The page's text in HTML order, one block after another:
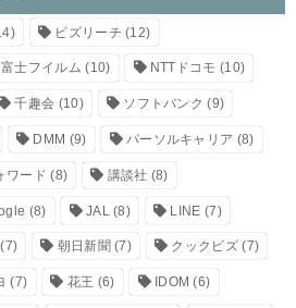
ビズリーチ (12)
富士フイルム (10) NTTドコモ (10)
千趣会 (10) ソフトバンク (9)
DMM (9) パーソルキャリア (8)
ワード (8) 講談社 (8)
(8) JAL (8) LINE (7)
(7) 朝日新聞 (7) クックビズ(7)
(7) 花王 (6) IDOM (6)